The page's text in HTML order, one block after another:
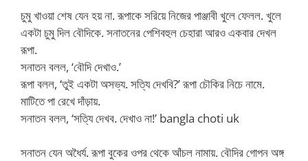
চুমু খাওয়া শেষ যেন হয় না. রূপাকে সরিয়ে নিজের পাঞ্জাবী খুলে ফেলল. খুলে
একটা চুমু দিল বৌদিকে. সনাতনের পেশিবহুল চেহারা আরও একবার দেখল
রূপা.
সনাতন বলল, ‘বৌদি দেখাও.’
রূপা বলল, ‘তুই একটা অসভ্য. সত্যি দেখবি?’ রূপা চৌকির নিচে নামে.
মাটিতে পা রেখে দাঁড়ায়.
সনাতন বলল, ‘সত্যি দেখব. দেখাও না!’ bangla choti uk
সনাতন যেন অধৈর্য. রূপা বুকের ওপর থেকে আঁচল নামায়. বৌদির গোপন অঙ্গ